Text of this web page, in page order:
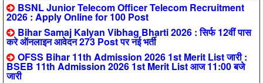
BSNL Junior Telecom Officer Telecom Recruitment
2026 : Apply Online for 100 Post
Bihar Samaj Kalyan Vibhag Bharti 2026 : सिर्फ 12वीं पास
करे ऑनलाइन आवेदन 273 Post पर नई भर्ती
OFSS Bihar 11th Admission 2026 1st Merit List जारी :
BSEB 11th Admission 2026 1st Merit List आज 11:00 बजे
जारी